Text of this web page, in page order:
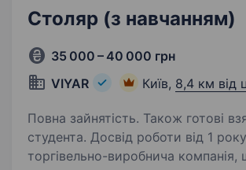
Столяр (з навчанням)
35 000 – 40 000 грн
VIYAR
Київ, 8,4 км від
Повна зайнятість. Також готові
студента. Досвід роботи від 1 року. VIYAR
торгівельно-виробнича